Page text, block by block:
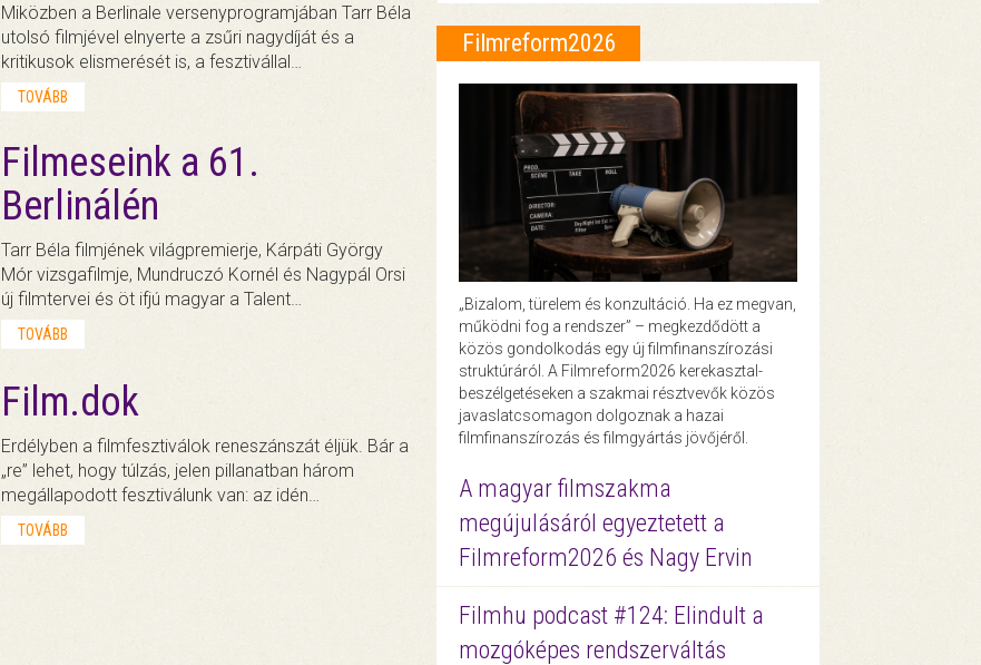
Miközben a Berlinale versenyprogramjában Tarr Béla
utolsó filmjével elnyerte a zsűri nagydíját és a
kritikusok elismerését is, a fesztivállal…
TOVÁBB
Filmeseink a 61.
Berlinálén
Tarr Béla filmjének világpremierje, Kárpáti György
Mór vizsgafilmje, Mundruczó Kornél és Nagypál Orsi
új filmtervei és öt ifjú magyar a Talent…
TOVÁBB
Film.dok
Erdélyben a filmfesztiválok reneszánszát éljük. Bár a
„re” lehet, hogy túlzás, jelen pillanatban három
megállapodott fesztiválunk van: az idén…
TOVÁBB
Filmreform2026
„Bizalom, türelem és konzultáció. Ha ez megvan,
működni fog a rendszer” – megkezdődött a
közös gondolkodás egy új filmfinanszírozási
struktúráról. A Filmreform2026 kerekasztal-
beszélgetéseken a szakmai résztvevők közös
javaslatcsomagon dolgoznak a hazai
filmfinanszírozás és filmgyártás jövőjéről.
A magyar filmszakma
megújulásáról egyeztetett a
Filmreform2026 és Nagy Ervin
Filmhu podcast #124: Elindult a
mozgóképes rendszerváltás